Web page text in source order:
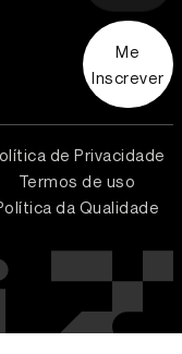
Me
Inscrever
de Privacidade
Termos de uso
da Qualidade